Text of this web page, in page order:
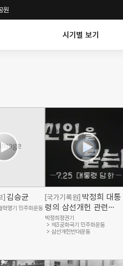
원
시기별 보기
] 김승균
혁명기 민주화운동
[국가기록원] 박정희 대통
령의 삼선개헌 관련
7.25특별담화(국가기록
원)
박정희정권기
제3공화국기 민주화운동
삼선개헌반대운동